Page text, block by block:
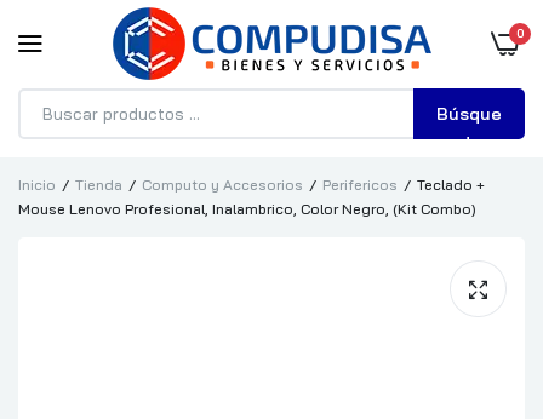
0
Búsque
da
Inicio Tienda Computo y Accesorios Perifericos
Teclado +
Mouse Lenovo Profesional, Inalambrico, Color Negro, (Kit Combo)